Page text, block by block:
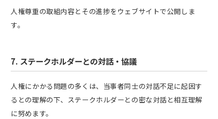
人権尊重の取組内容とその進捗をウェブサイトで公開しま
す。
7. ステークホルダーとの対話・協議
人権にかかる問題の多くは、当事者同士の対話不足に起因す
るとの理解の下、ステークホルダーとの密な対話と相互理解
に努めます。